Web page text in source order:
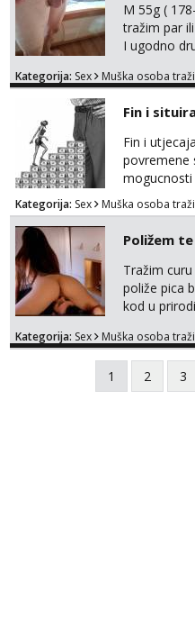
M 55g (
tražim par
I ugodno
Kategorija: Sex Muška osoba
Fin i
Fin i
povremene
potpora!
Kategorija: Sex Muška osoba
Poližem
Tražim
poliže pica
kod u
jer nisam
šaljem na
za brz
Kategorija: Sex Muška osoba
1 2 3